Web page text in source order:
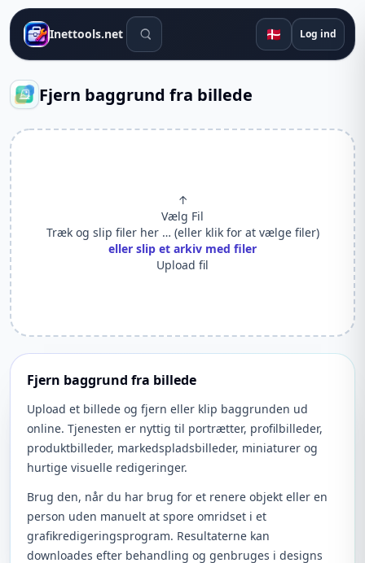
Inettools.net Søgeværktøjer 🇩🇰 Log ind
Fjern baggrund fra billede
↑
Vælg Fil
Træk og slip filer her … (eller klik for at vælge filer)
eller slip et arkiv med filer
Upload fil
Fjern baggrund fra billede
Upload et billede og fjern eller klip baggrunden ud
online. Tjenesten er nyttig til portrætter, profilbilleder,
produktbilleder, markedspladsbilleder, miniaturer og
hurtige visuelle redigeringer.
Brug den, når du har brug for et renere objekt eller en
person uden manuelt at spore omridset i et
grafikredigeringsprogram. Resultaterne kan
downloades efter behandling og genbruges i designs